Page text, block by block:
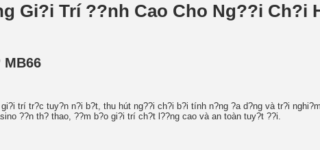
Gi?i Trí ??nh Cao Cho Ng??i Ch?i
trí tr?c tuy?n n?i b?t, thu hút ng??i ch?i b?i tính n?ng ?a d?ng và tr?i
??n th? thao, ??m b?o gi?i trí ch?t l??ng cao và an toàn tuy?t ??i.